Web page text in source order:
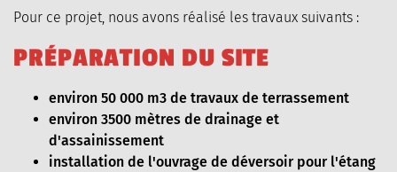
Pour ce projet, nous avons réalisé les travaux suivants :
PRÉPARATION DU SITE
environ 50 000 m3 de travaux de terrassement
environ 3500 mètres de drainage et
d'assainissement
installation de l'ouvrage de déversoir pour l'étang